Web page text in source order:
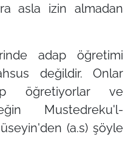
asla izin almadan
adap öğretimi
değildir. Onlar
öğretiyorlar ve
Mustedreku'l-
(a.s) şöyle